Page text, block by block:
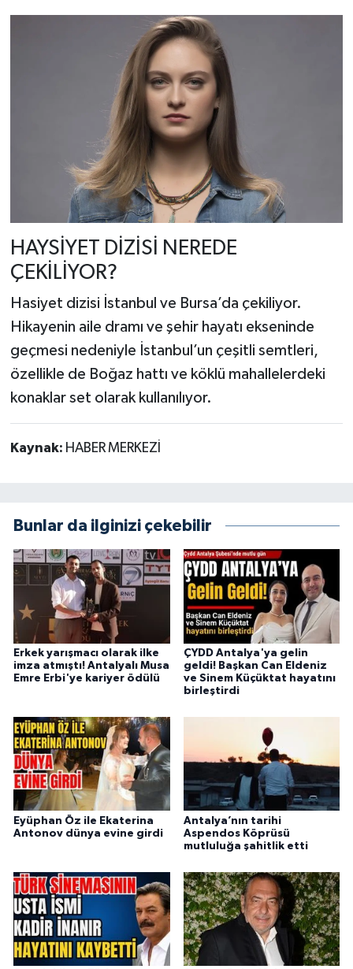
HAYSİYET DİZİSİ NEREDE
ÇEKİLİYOR?
Hasiyet dizisi İstanbul ve Bursa’da çekiliyor.
Hikayenin aile dramı ve şehir hayatı ekseninde
geçmesi nedeniyle İstanbul’un çeşitli semtleri,
özellikle de Boğaz hattı ve köklü mahallelerdeki
konaklar set olarak kullanılıyor.
Kaynak: HABER MERKEZİ
Bunlar da ilginizi çekebilir
Erkek yarışmacı olarak ilke
imza atmıştı! Antalyalı Musa
Emre Erbi'ye kariyer ödülü
ÇYDD Antalya'ya gelin
geldi! Başkan Can Eldeniz
ve Sinem Küçüktat hayatını
birleştirdi
Eyüphan Öz ile Ekaterina
Antonov dünya evine girdi
Antalya’nın tarihi
Aspendos Köprüsü
mutluluğa şahitlik etti